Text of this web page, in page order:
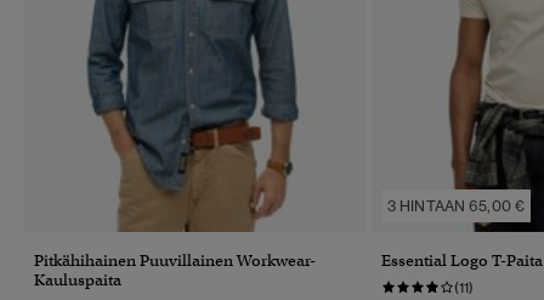
Pitkähihainen Puuvillainen Workwear-
Kauluspaita
3 HINTAAN 65,00 €
Essential Logo T-Paita
(11)